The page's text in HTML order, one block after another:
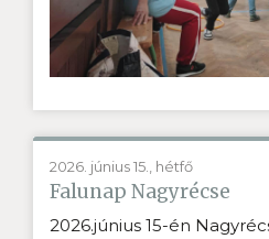
2026. június 15., hétfő
Falunap Nagyrécse
2026.június 15-én